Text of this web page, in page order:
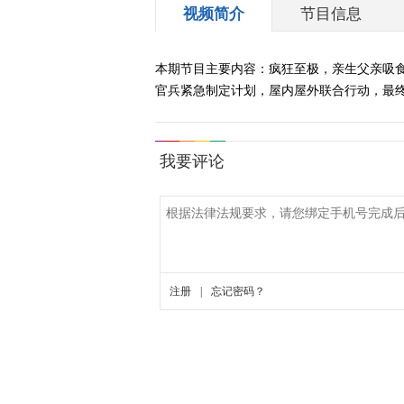
视频简介 节目信息
本期节目主要内容：疯狂至极，亲生父亲吸
官兵紧急制定计划，屋内屋外联合行动，最